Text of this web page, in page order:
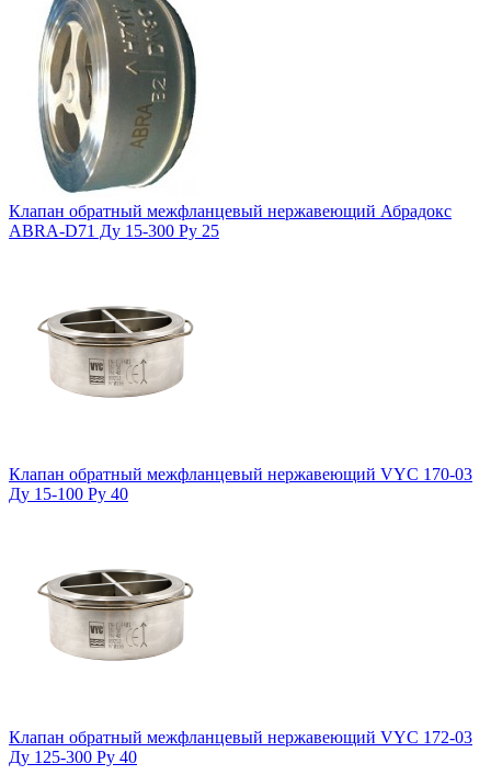
Клапан обратный межфланцевый нержавеющий Абрадокс
ABRA-D71 Ду 15-300 Ру 25
Клапан обратный межфланцевый нержавеющий VYC 170-03
Ду 15-100 Ру 40
Клапан обратный межфланцевый нержавеющий VYC 172-03
Ду 125-300 Ру 40